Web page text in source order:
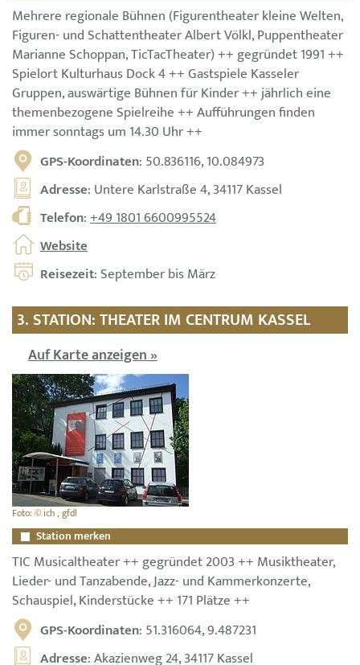
Mehrere regionale Bühnen (Figurentheater kleine Welten,
Figuren- und Schattentheater Albert Völkl, Puppentheater
Marianne Schoppan, TicTacTheater) ++ gegründet 1991 ++
Spielort Kulturhaus Dock 4 ++ Gastspiele Kasseler
Gruppen, auswärtige Bühnen für Kinder ++ jährlich eine
themenbezogene Spielreihe ++ Aufführungen finden
immer sonntags um 14.30 Uhr ++
GPS-Koordinaten: 50.836116, 10.084973
Adresse: Untere Karlstraße 4, 34117 Kassel
Telefon:+49 1801 6600995524
Website
Reisezeit: September bis März
3. STATION: THEATER IM CENTRUM KASSEL
Auf Karte anzeigen »
Foto: © ich , gfdl
Station merken
TIC Musicaltheater ++ gegründet 2003 ++ Musiktheater,
Lieder- und Tanzabende, Jazz- und Kammerkonzerte,
Schauspiel, Kinderstücke ++ 171 Plätze ++
GPS-Koordinaten: 51.316064, 9.487231
Adresse: Akazienweg 24, 34117 Kassel